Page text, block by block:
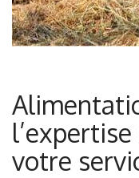
l’expertise
votre